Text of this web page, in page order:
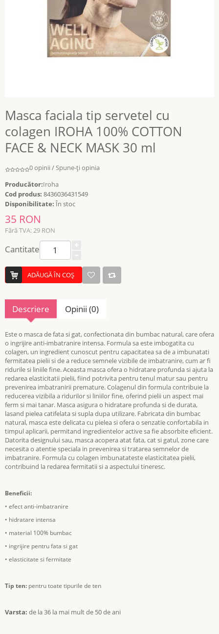
Masca faciala tip servetel cu
colagen IROHA 100% COTTON
FACE & NECK MASK 30 ml
0 opinii /Spune-ţi opinia
Producător:Iroha
Cod produs: 8436036431549
Disponibilitate: În stoc
35 RON
Fără TVA: 29 RON
Cantitate
ADĂUGĂ ÎN COŞ
Descriere Opinii (0)
Este o masca de fata si gat, confectionata din bumbac natural, care ofera
o ingrijire anti-imbatranire intensa. Formula sa este imbogatita cu
colagen, un ingredient cunoscut pentru capacitatea sa de a imbunatati
fermitatea pielii si de a reduce semnele vizibile de imbatranire, cum ar fi
ridurile si liniile fine. Aceasta masca ofera o hidratare profunda si ajuta la
redarea elasticitatii pielii, fiind potrivita pentru tenul matur sau pentru
prevenirea imbatranirii premature. Colagenul din formula contribuie la
reducerea vizibila a ridurilor si liniilor fine, oferind pielii un aspect mai
ferm si mai tanar. Masca asigura o hidratare profunda si de durata,
lasand pielea catifelata si supla dupa utilizare. Fabricata din bumbac
natural, masca este delicata cu pielea si ofera o senzatie confortabila in
timpul aplicarii, permitand ingredientelor active sa fie absorbite eficient.
Datorita designului sau, masca acopera atat fata, cat si gatul, zone care
necesita o atentie speciala in prevenirea si tratarea semnelor de
imbatranire. Formula cu colagen imbunatateste elasticitatea pielii,
contribuind la redarea fermitatii si a aspectului tineresc.
Beneficii:
• efect anti-imbatranire
• hidratare intensa
• material 100% bumbac
• ingrijire pentru fata si gat
• elasticitate si fermitate
Tip ten: pentru toate tipurile de ten
Varsta: de la 36 la mai mult de 50 de ani